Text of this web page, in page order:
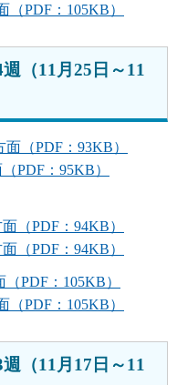
PDF：105KB）
（11月25日～11
（PDF：93KB）
PDF：95KB）
（PDF：94KB）
（PDF：94KB）
PDF：105KB）
PDF：105KB）
（11月17日～11